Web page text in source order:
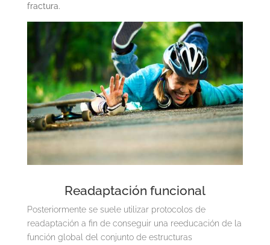
fractura.
Readaptación funcional
Posteriormente se suele utilizar protocolos de
readaptación a fin de conseguir una reeducación de la
función global del conjunto de estructuras